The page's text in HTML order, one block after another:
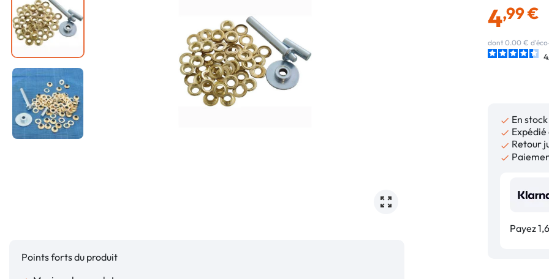
Points forts du produit
4,99 €
dont 0.00 €
 En stock

 Retour

Payez